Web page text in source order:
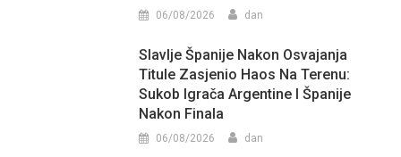
06/08/2026 dan
Slavlje Španije Nakon Osvajanja
Titule Zasjenio Haos Na Terenu:
Sukob Igrača Argentine I Španije
Nakon Finala
06/08/2026 dan